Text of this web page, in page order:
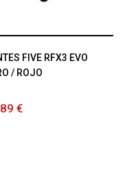
FIVE RFX3 EVO
/ ROJO
€